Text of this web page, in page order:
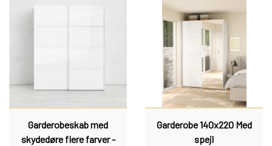
Garderobeskab med
skydedøre flere farver -
Garderobe 140x220 Med
spejl